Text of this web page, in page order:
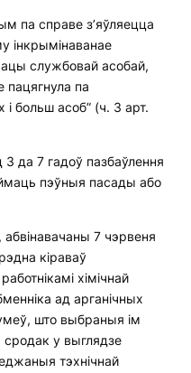
па справе з’яўляецца
інкрымінаванае
службовай асобай,
пацягнула па
больш асоб” (ч. 3 арт.
да 7 гадоў пазбаўлення
пэўныя пасады або
7 чэрвеня
кіраваў
хімічнай
ад арганічных
што выбраныя ім
у выглядзе
тэхнічнай